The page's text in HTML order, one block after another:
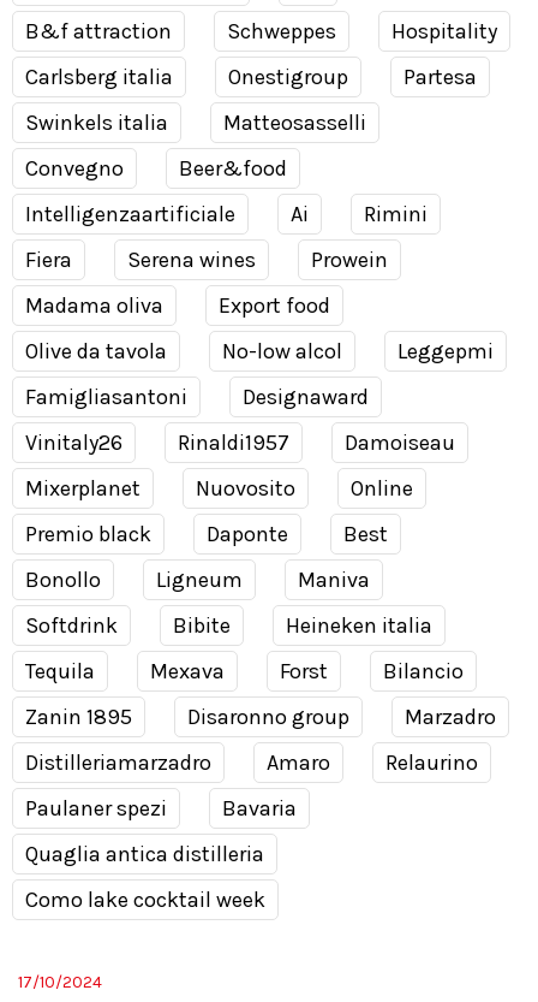
B&f attraction
Schweppes
Hospitality
Carlsberg italia
Onestigroup
Partesa
Swinkels italia
Matteosasselli
Convegno
Beer&food
Intelligenzaartificiale
Ai
Rimini
Fiera
Serena wines
Prowein
Madama oliva
Export food
Olive da tavola
No-low alcol
Leggepmi
Famigliasantoni
Designaward
Vinitaly26
Rinaldi1957
Damoiseau
Mixerplanet
Nuovosito
Online
Premio black
Daponte
Best
Bonollo
Ligneum
Maniva
Softdrink
Bibite
Heineken italia
Tequila
Mexava Forst
Bilancio
Zanin 1895
Disaronno group
Marzadro
Distilleriamarzadro
Amaro
Relaurino
Paulaner spezi
Bavaria
Quaglia antica distilleria
Como lake cocktail week
17/10/2024